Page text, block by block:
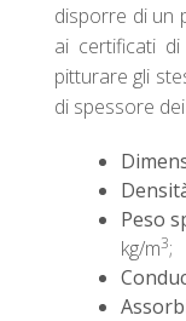
disporre di un
ai certificati
pitturare gli
di spessore
Peso
kg/m3;